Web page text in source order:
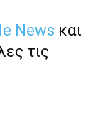
News και
τις